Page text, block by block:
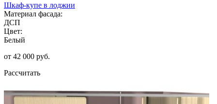
Шкаф-купе в лоджии
Материал фасада:
ДСП
Цвет:
Белый
от 42 000 руб.
Рассчитать